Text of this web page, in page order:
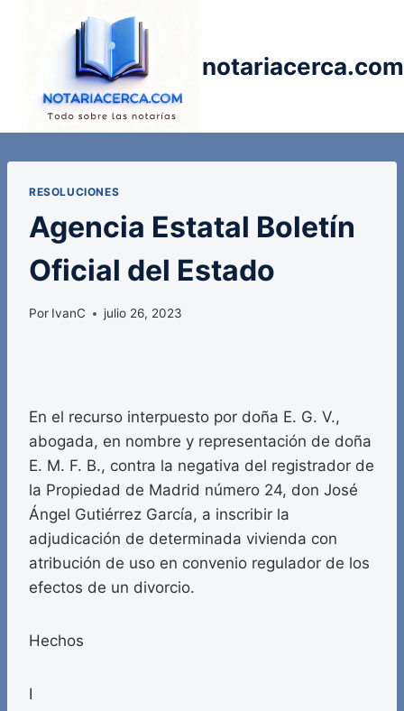
notariacerca.com
RESOLUCIONES
Agencia Estatal Boletín
Oficial del Estado
Por IvanC julio 26, 2023
En el recurso interpuesto por doña E. G. V.,
abogada, en nombre y representación de doña
E. M. F. B., contra la negativa del registrador de
la Propiedad de Madrid número 24, don José
Ángel Gutiérrez García, a inscribir la
adjudicación de determinada vivienda con
atribución de uso en convenio regulador de los
efectos de un divorcio.
Hechos
I